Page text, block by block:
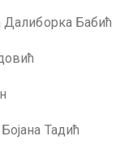
Далиборка Бабић
Тадић